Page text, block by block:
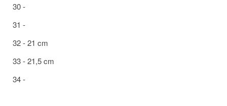
30 -
31 -
32 - 21 cm
33 - 21,5 cm
34 -